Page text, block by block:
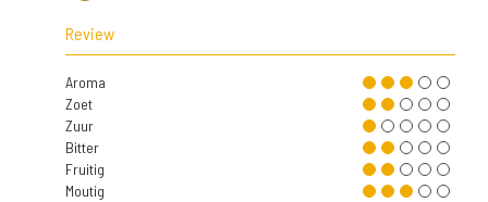
Review
Aroma
Zoet
Zuur
Bitter
Fruitig
Moutig